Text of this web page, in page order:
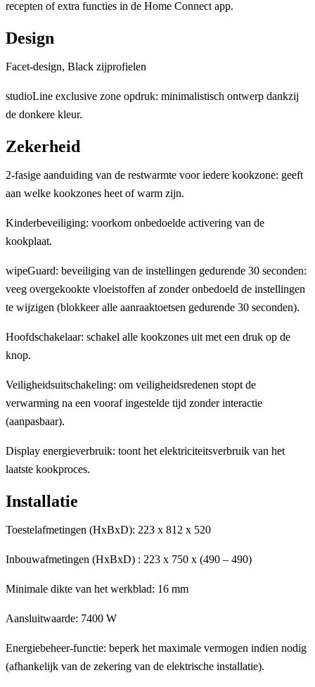
recepten of extra functies in de Home Connect app.
Design
Facet-design, Black zijprofielen
studioLine exclusive zone opdruk: minimalistisch ontwerp dankzij
de donkere kleur.
Zekerheid
2-fasige aanduiding van de restwarmte voor iedere kookzone: geeft
aan welke kookzones heet of warm zijn.
Kinderbeveiliging: voorkom onbedoelde activering van de
kookplaat.
wipeGuard: beveiliging van de instellingen gedurende 30 seconden:
veeg overgekookte vloeistoffen af ​​zonder onbedoeld de instellingen
te wijzigen (blokkeer alle aanraaktoetsen gedurende 30 seconden).
Hoofdschakelaar: schakel alle kookzones uit met een druk op de
knop.
Veiligheidsuitschakeling: om veiligheidsredenen stopt de
verwarming na een vooraf ingestelde tijd zonder interactie
(aanpasbaar).
Display energieverbruik: toont het elektriciteitsverbruik van het
laatste kookproces.
Installatie
Toestelafmetingen (HxBxD): 223 x 812 x 520
Inbouwafmetingen (HxBxD) : 223 x 750 x (490 – 490)
Minimale dikte van het werkblad: 16 mm
Aansluitwaarde: 7400 W
Energiebeheer-functie: beperk het maximale vermogen indien nodig
(afhankelijk van de zekering van de elektrische installatie).